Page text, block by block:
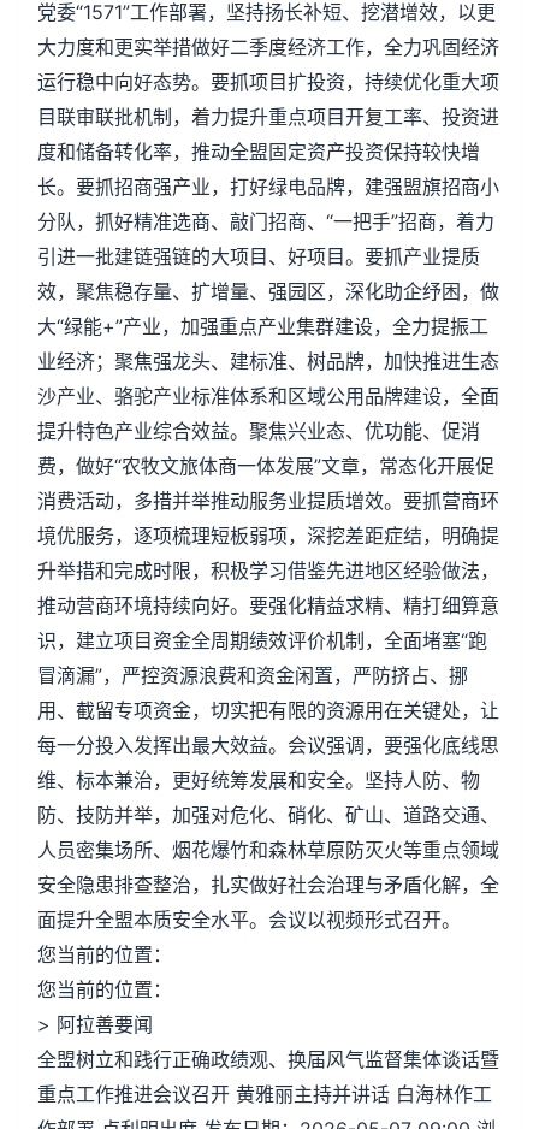
党委“1571”工作部署，坚持扬长补短、挖潜增效，以更
大力度和更实举措做好二季度经济工作，全力巩固经济
运行稳中向好态势。要抓项目扩投资，持续优化重大项
目联审联批机制，着力提升重点项目开复工率、投资进
度和储备转化率，推动全盟固定资产投资保持较快增
长。要抓招商强产业，打好绿电品牌，建强盟旗招商小
分队，抓好精准选商、敲门招商、“一把手”招商，着力
引进一批建链强链的大项目、好项目。要抓产业提质
效，聚焦稳存量、扩增量、强园区，深化助企纾困，做
大“绿能+”产业，加强重点产业集群建设，全力提振工
业经济；聚焦强龙头、建标准、树品牌，加快推进生态
沙产业、骆驼产业标准体系和区域公用品牌建设，全面
提升特色产业综合效益。聚焦兴业态、优功能、促消
费，做好“农牧文旅体商一体发展”文章，常态化开展促
消费活动，多措并举推动服务业提质增效。要抓营商环
境优服务，逐项梳理短板弱项，深挖差距症结，明确提
升举措和完成时限，积极学习借鉴先进地区经验做法，
推动营商环境持续向好。要强化精益求精、精打细算意
识，建立项目资金全周期绩效评价机制，全面堵塞“跑
冒滴漏”，严控资源浪费和资金闲置，严防挤占、挪
用、截留专项资金，切实把有限的资源用在关键处，让
每一分投入发挥出最大效益。会议强调，要强化底线思
维、标本兼治，更好统筹发展和安全。坚持人防、物
防、技防并举，加强对危化、硝化、矿山、道路交通、
人员密集场所、烟花爆竹和森林草原防灭火等重点领域
安全隐患排查整治，扎实做好社会治理与矛盾化解，全
面提升全盟本质安全水平。会议以视频形式召开。
您当前的位置：
您当前的位置：
> 阿拉善要闻
全盟树立和践行正确政绩观、换届风气监督集体谈话暨
重点工作推进会议召开 黄雅丽主持并讲话 白海林作工